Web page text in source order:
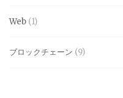
Web (1)
ブロックチェーン (9)